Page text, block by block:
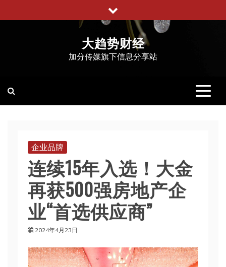
至
大趋势财经
加分传媒旗下信息分享站
企业品牌
连续15年入选！大金
再获500强房地产企
业“首选供应商”
2024年4月23日